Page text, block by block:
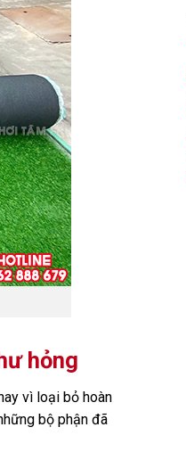
hỏng
vì loại bỏ hoàn
bộ phận đã